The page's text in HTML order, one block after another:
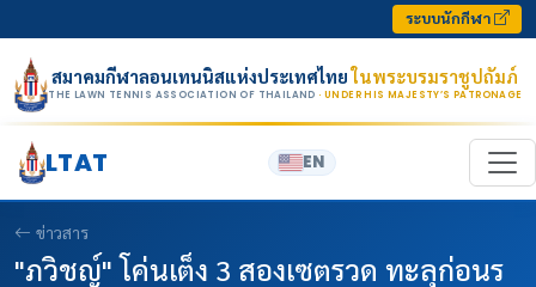
ระบบนักกีฬา
สมาคมกีฬาลอนเทนนิสแห่งประเทศไทยในพระบรมราชูปถัมภ์
THE LAWN TENNIS ASSOCIATION OF THAILAND · UNDER HIS MAJESTY’S PATRONAGE
LTAT EN
ข่าวสาร
"ภวิชญ์" โค่นเต็ง 3 สองเซตรวด ทะลุก่อนร